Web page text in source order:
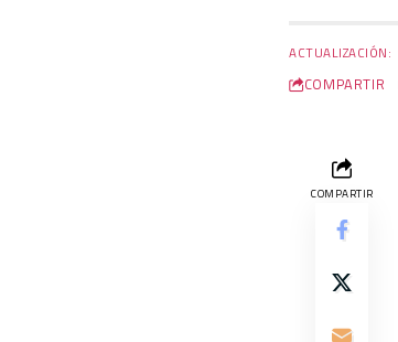
ACTUALIZACIÓN:
COMPARTIR
COMPARTIR